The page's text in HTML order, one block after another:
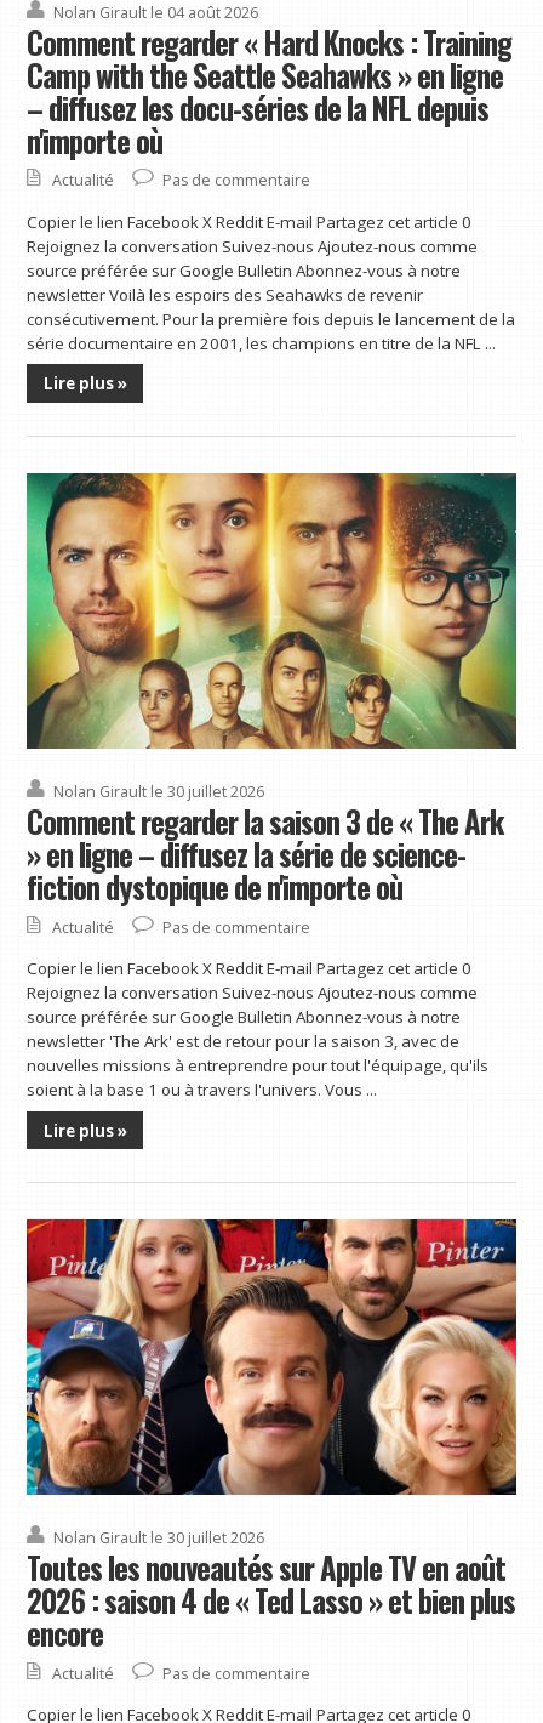
Nolan Girault le 04 août 2026
Comment regarder « Hard Knocks : Training
Camp with the Seattle Seahawks » en ligne
– diffusez les docu-séries de la NFL depuis
n'importe où
Actualité Pas de commentaire
Copier le lien Facebook X Reddit E-mail Partagez cet article 0
Rejoignez la conversation Suivez-nous Ajoutez-nous comme
source préférée sur Google Bulletin Abonnez-vous à notre
newsletter Voilà les espoirs des Seahawks de revenir
consécutivement. Pour la première fois depuis le lancement de la
série documentaire en 2001, les champions en titre de la NFL ...
Lire plus »
Nolan Girault le 30 juillet 2026
Comment regarder la saison 3 de « The Ark
» en ligne – diffusez la série de science-
fiction dystopique de n'importe où
Actualité Pas de commentaire
Copier le lien Facebook X Reddit E-mail Partagez cet article 0
Rejoignez la conversation Suivez-nous Ajoutez-nous comme
source préférée sur Google Bulletin Abonnez-vous à notre
newsletter 'The Ark' est de retour pour la saison 3, avec de
nouvelles missions à entreprendre pour tout l'équipage, qu'ils
soient à la base 1 ou à travers l'univers. Vous ...
Lire plus »
Nolan Girault le 30 juillet 2026
Toutes les nouveautés sur Apple TV en août
2026 : saison 4 de « Ted Lasso » et bien plus
encore
Actualité Pas de commentaire
Copier le lien Facebook X Reddit E-mail Partagez cet article 0